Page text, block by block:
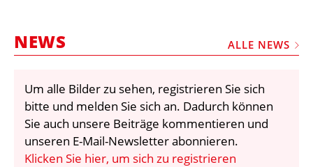
VIDEOS
BIBLIOTHEK
KRAN & BÜHNE
NEWS ALLE NEWS
Um alle Bilder zu sehen, registrieren Sie sich
bitte und melden Sie sich an. Dadurch können
Sie auch unsere Beiträge kommentieren und
unseren E-Mail-Newsletter abonnieren.
Klicken Sie hier, um sich zu registrieren